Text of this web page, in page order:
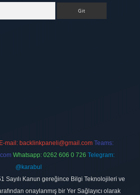
E-mail: backlinkpaneli@gmail.com Teams:
Whatsapp: 0262 606 0 726 Telegram:
@karabul
Sayılı Kanun gereğince Bilgi Teknolojileri ve
onaylanmış bir Yer Sağlayıcı olarak